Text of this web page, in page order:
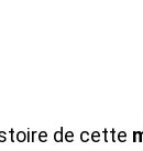
de cette